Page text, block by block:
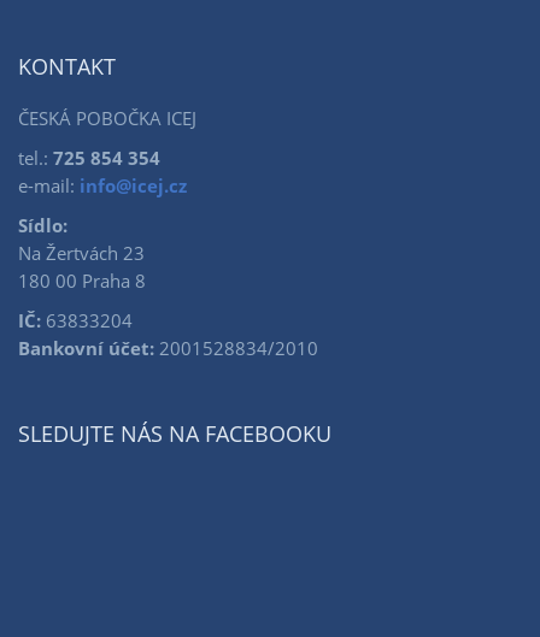
KONTAKT
ČESKÁ POBOČKA ICEJ
tel.: 725 854 354
e-mail: info@icej.cz
Sídlo:
Na Žertvách 23
180 00 Praha 8
IČ: 63833204
Bankovní účet: 2001528834/2010
SLEDUJTE NÁS NA FACEBOOKU